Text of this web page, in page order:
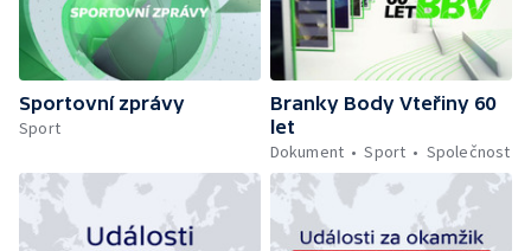
Sportovní zprávy
Sport
Branky Body Vteřiny 60
let
Dokument
Sport Společnost